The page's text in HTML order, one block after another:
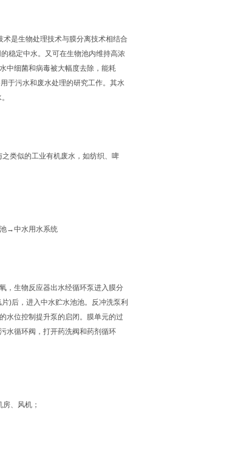
是生物处理技术与膜分离技术相结合
稳定中水。又可在生物池内维持高浓
中细菌和病毒被大幅度去除，能耗
于污水和废水处理的研究工作。其水
类似的工业有机废水，如纺织、啤
→中水用水系统
生物反应器出水经循环泵进入膜分
)后，进入中水贮水池池。反冲洗泵利
水位控制提升泵的启闭。膜单元的过
水循环阀，打开药洗阀和药剂循环
、风机；